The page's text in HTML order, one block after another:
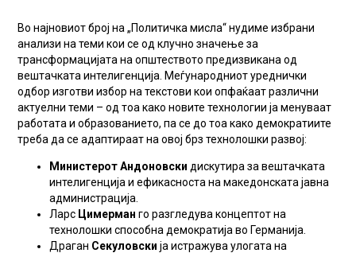
Во најновиот број на „Политичка мисла“ нудиме избрани
анализи на теми кои се од клучно значење за
трансформацијата на општеството предизвикана од
вештачката интелигенција.Меѓународниот уреднички
одбор изготви избор на текстови кои опфаќаат различни
актуелни теми – од тоа како новите технологии ја менуваат
работата и образованието, па се до тоа како демократиите
треба да се адаптираат на овој брз технолошки развој:
Министерот Андоновски дискутира за вештачката
интелигенција и ефикасноста на македонската јавна
администрација.
Ларс Цимерман го разгледува концептот на
технолошки способна демократија во Германија.
Драган Секуловски ја истражува улогата на